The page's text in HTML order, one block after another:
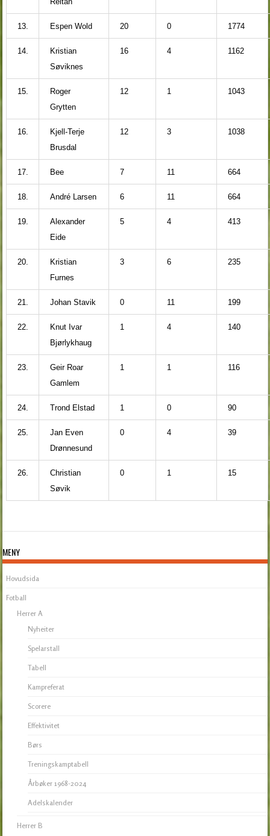
13. Espen Wold 20 0 1774
14.
Kristian
Søviknes
16 4 1162
15.
Roger
Grytten
12 1 1043
16.
Kjell-Terje
Brusdal
12 3 1038
17. Bee 7 11 664
18. André Larsen 6 11 664
19.
Alexander
Eide
5 4 413
20.
Kristian
Furnes
3 6 235
21. Johan Stavik 0 11 199
22.
Knut Ivar
Bjørlykhaug
1 4 140
23.
Geir Roar
Gamlem
1 1 116
24. Trond Elstad 1 0 90
25.
Jan Even
Drønnesund
0 4 39
26.
Christian
Søvik
0 1 15
MENY
Hovudsida
Fotball
Herrer A
Nyheiter
Spelarstall
Tabell
Kampreferat
Scorere
Effektivitet
Børs
Treningskamptabell
Årbøker 1968-2024
Adelskalender
Herrer B